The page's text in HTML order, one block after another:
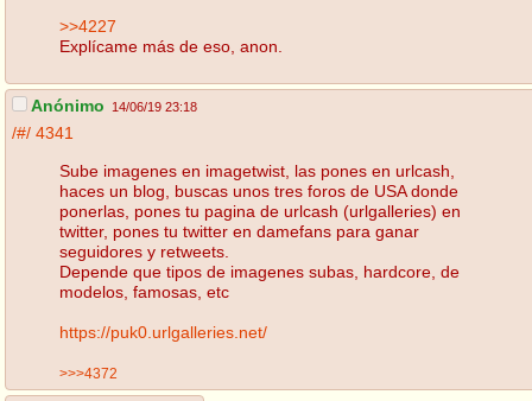
>>4227
Explícame más de eso, anon.
Anónimo 14/06/19 23:18
/#/ 4341
Sube imagenes en imagetwist, las pones en urlcash,
haces un blog, buscas unos tres foros de USA donde
ponerlas, pones tu pagina de urlcash (urlgalleries) en
twitter, pones tu twitter en damefans para ganar
seguidores y retweets.
Depende que tipos de imagenes subas, hardcore, de
modelos, famosas, etc
https://puk0.urlgalleries.net/
>>>4372